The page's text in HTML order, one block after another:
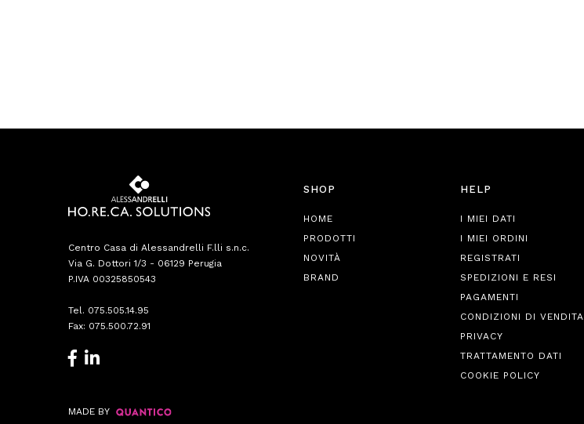
Centro Casa di Alessandrelli F.lli s.n.c.
Via G. Dottori 1/3 - 06129 Perugia
P.IVA 00325850543
Tel. 075.505.14.95
Fax: 075.500.72.91
SHOP
HOME
PRODOTTI
NOVITÀ
BRAND
HELP
I MIEI DATI
I MIEI ORDINI
REGISTRATI
SPEDIZIONI E RESI
PAGAMENTI
CONDIZIONI DI VENDITA
PRIVACY
TRATTAMENTO DATI
COOKIE POLICY
MADE BY